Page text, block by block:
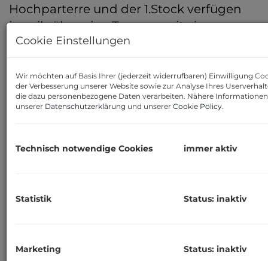
Hochparterre und der 1.Stock verfügen
jeweils über eine Terrasse mit einer
Fläche von ca. 66 m2
Dachterrasse bietet Ihnen ca.
120 m2Fläche. Eine Neuparifizierung
kann je nach Bedarf noch vom Verkäufer
vorgenommen werden.
Videopräsentation:https://
Errichtung von Luxus-
Cookie Einstellungen
Wir möchten auf Basis Ihrer (jederzeit widerrufbaren) Einwilligung
der Verbesserung unserer Website sowie zur Analyse Ihres
die dazu personenbezogene Daten verarbeiten. Nähere
unserer Datenschutzerklärung und unserer Cookie Policy.
Technisch notwendige Cookies immer aktiv
Statistik Status: inaktiv
Marketing Status: inaktiv